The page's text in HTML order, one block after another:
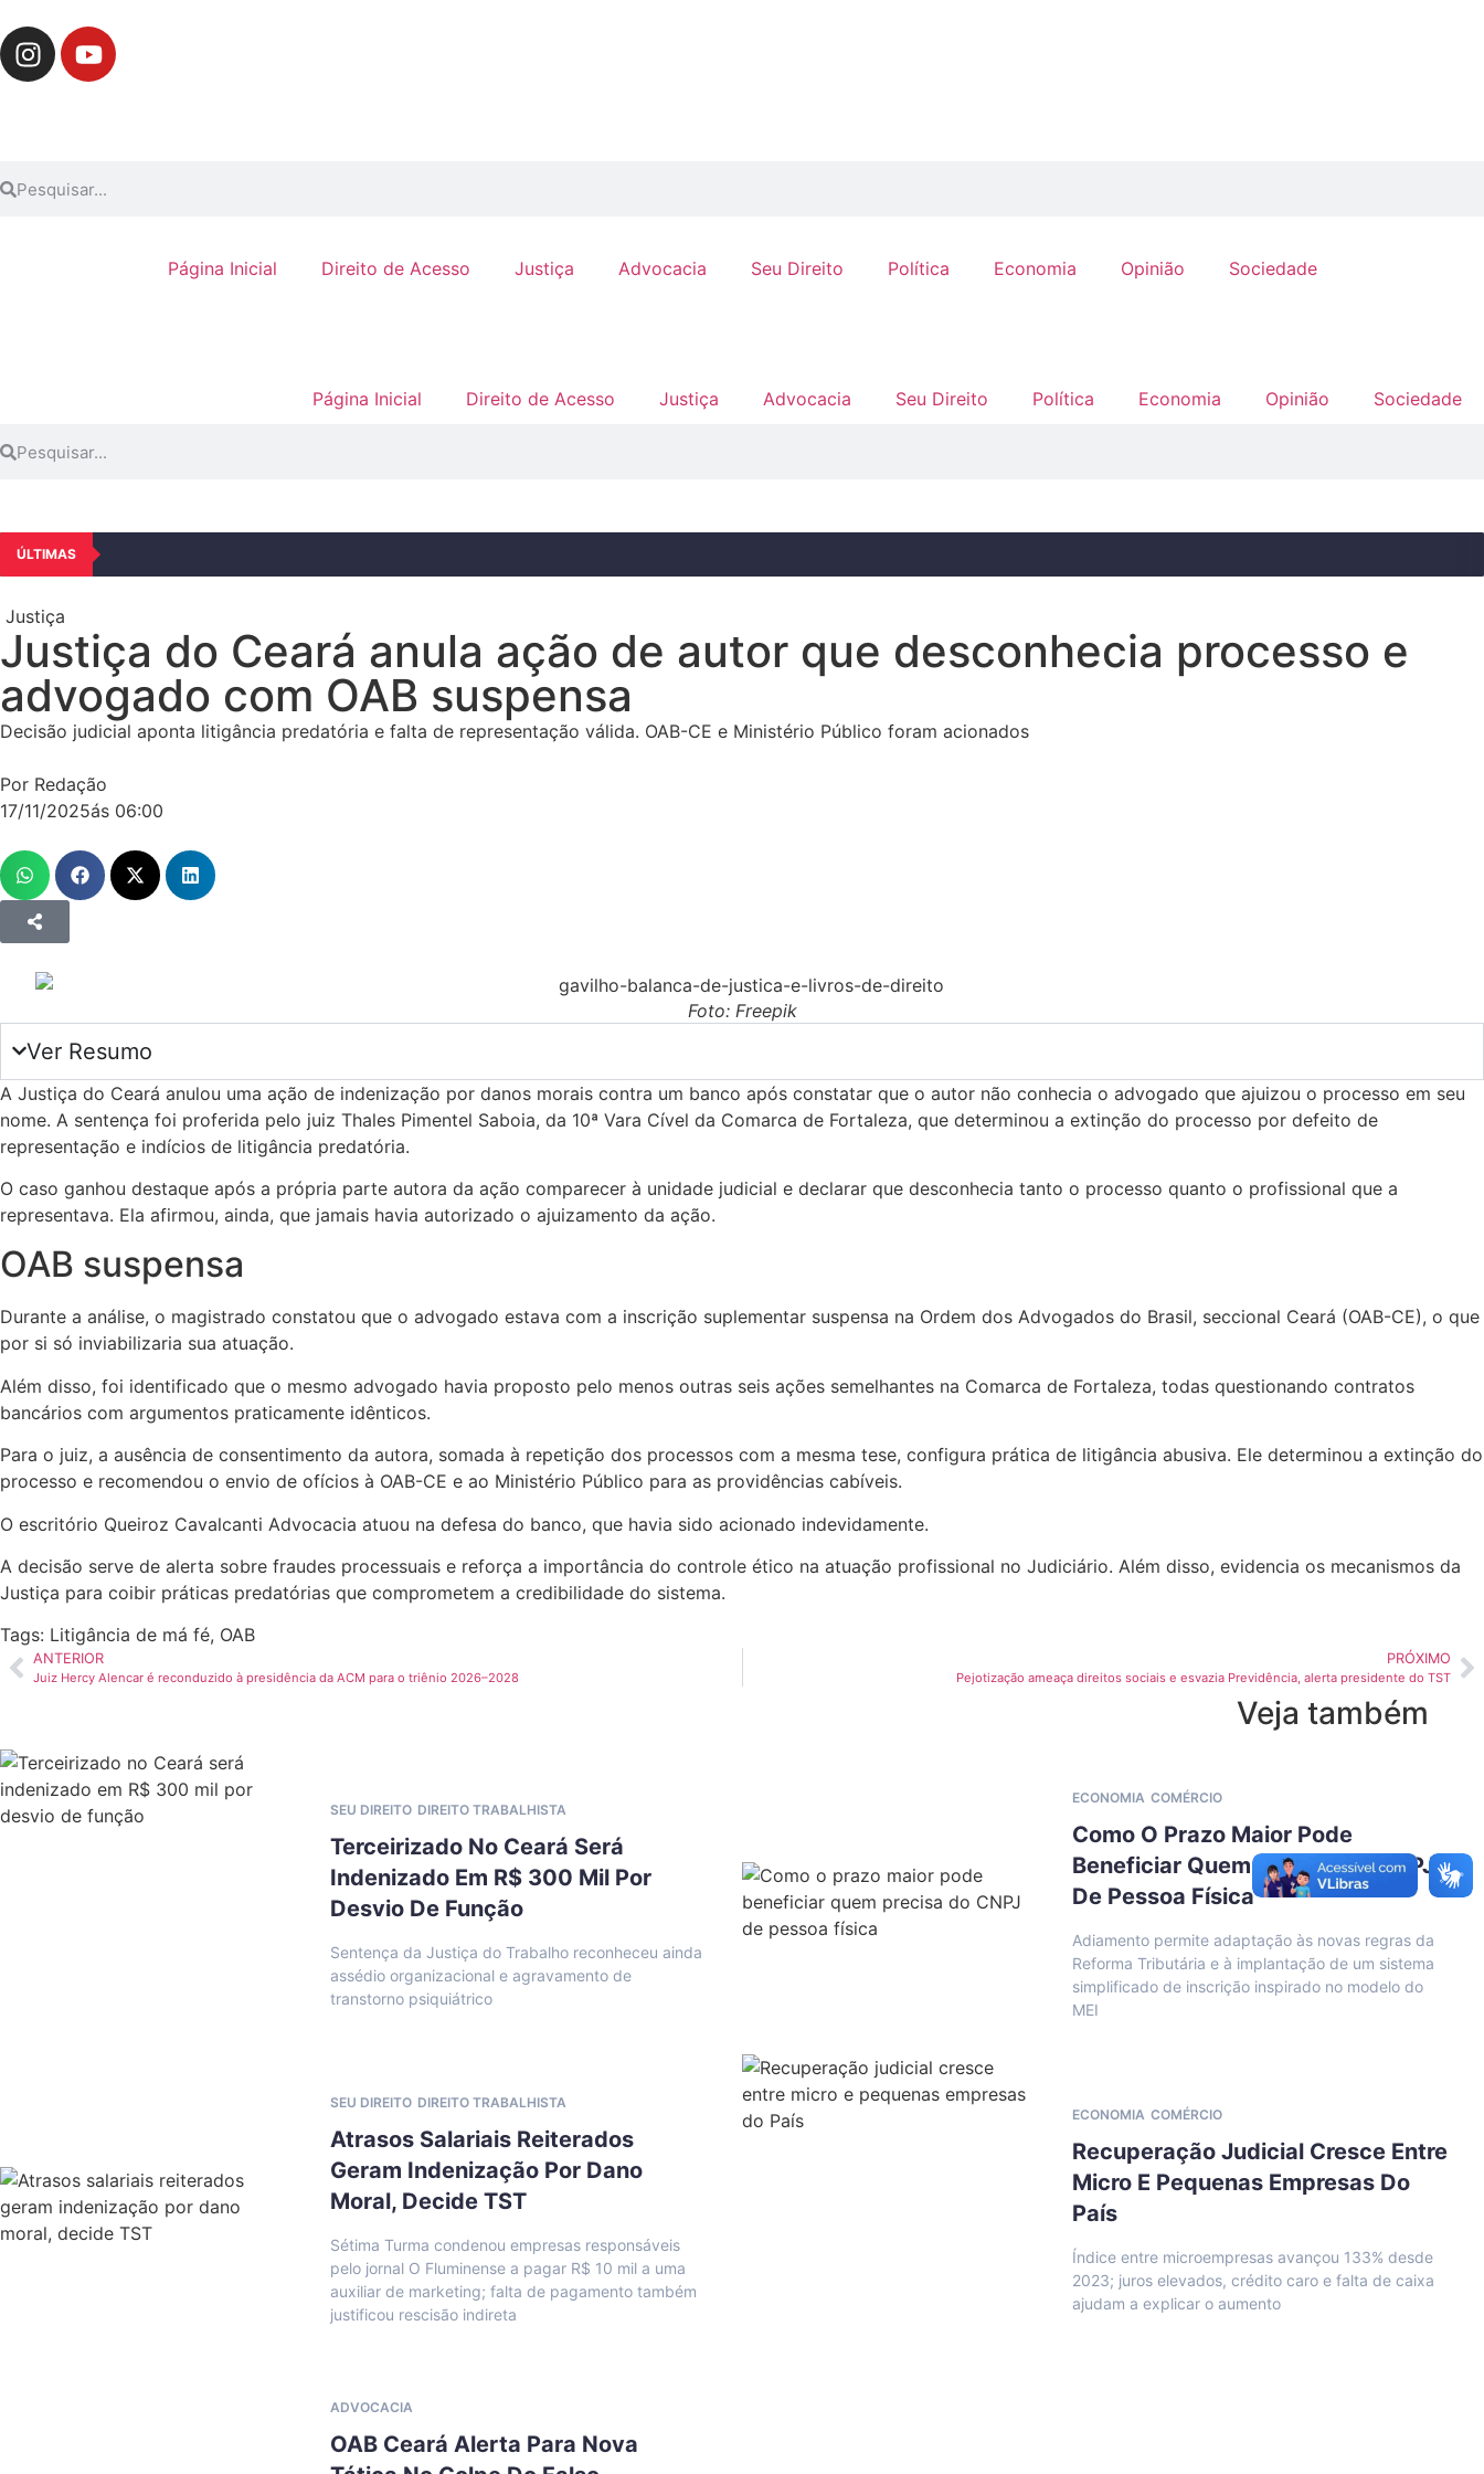
Página Inicial Direito de Acesso Justiça Advocacia Seu Direito Política Economia Opinião Sociedade
Página Inicial Direito de Acesso Justiça Advocacia Seu Direito Política Economia Opinião Sociedade
ÚLTIMAS
Justiça
Justiça do Ceará anula ação de autor que desconhecia processo e
advogado com OAB suspensa
Decisão judicial aponta litigância predatória e falta de representação válida. OAB-CE e Ministério Público foram acionados
Por Redação
17/11/2025ás 06:00
Foto: Freepik
Ver Resumo
A Justiça do Ceará anulou uma ação de indenização por danos morais contra um banco após constatar que o autor não conhecia o advogado que ajuizou o processo em seu
nome. A sentença foi proferida pelo juiz Thales Pimentel Saboia, da 10ª Vara Cível da Comarca de Fortaleza, que determinou a extinção do processo por defeito de
representação e indícios de litigância predatória.
O caso ganhou destaque após a própria parte autora da ação comparecer à unidade judicial e declarar que desconhecia tanto o processo quanto o profissional que a
representava. Ela afirmou, ainda, que jamais havia autorizado o ajuizamento da ação.
OAB suspensa
Durante a análise, o magistrado constatou que o advogado estava com a inscrição suplementar suspensa na Ordem dos Advogados do Brasil, seccional Ceará (OAB-CE), o que
por si só inviabilizaria sua atuação.
Além disso, foi identificado que o mesmo advogado havia proposto pelo menos outras seis ações semelhantes na Comarca de Fortaleza, todas questionando contratos
bancários com argumentos praticamente idênticos.
Para o juiz, a ausência de consentimento da autora, somada à repetição dos processos com a mesma tese, configura prática de litigância abusiva. Ele determinou a extinção do
processo e recomendou o envio de ofícios à OAB-CE e ao Ministério Público para as providências cabíveis.
O escritório Queiroz Cavalcanti Advocacia atuou na defesa do banco, que havia sido acionado indevidamente.
A decisão serve de alerta sobre fraudes processuais e reforça a importância do controle ético na atuação profissional no Judiciário. Além disso, evidencia os mecanismos da
Justiça para coibir práticas predatórias que comprometem a credibilidade do sistema.
Tags: Litigância de má fé, OAB
ANTERIOR
Juiz Hercy Alencar é reconduzido à presidência da ACM para o triênio 2026–2028
PRÓXIMO
Pejotização ameaça direitos sociais e esvazia Previdência, alerta presidente do TST
Veja também
SEU DIREITO DIREITO TRABALHISTA
Terceirizado No Ceará Será
Indenizado Em R$ 300 Mil Por
Desvio De Função
Sentença da Justiça do Trabalho reconheceu ainda
assédio organizacional e agravamento de
transtorno psiquiátrico
ECONOMIA COMÉRCIO
Como O Prazo Maior Pode
Beneficiar Quem Precisa Do CNPJ
De Pessoa Física
Adiamento permite adaptação às novas regras da
Reforma Tributária e à implantação de um sistema
simplificado de inscrição inspirado no modelo do
MEI
SEU DIREITO DIREITO TRABALHISTA
Atrasos Salariais Reiterados
Geram Indenização Por Dano
Moral, Decide TST
Sétima Turma condenou empresas responsáveis
pelo jornal O Fluminense a pagar R$ 10 mil a uma
auxiliar de marketing; falta de pagamento também
justificou rescisão indireta
ECONOMIA COMÉRCIO
Recuperação Judicial Cresce Entre
Micro E Pequenas Empresas Do
País
Índice entre microempresas avançou 133% desde
2023; juros elevados, crédito caro e falta de caixa
ajudam a explicar o aumento
ADVOCACIA
OAB Ceará Alerta Para Nova